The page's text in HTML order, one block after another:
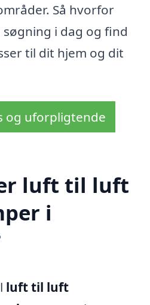
Så hvorfor
i dag og find
til dit hjem og dit
og uforpligtende
luft til luft
i
luft til luft